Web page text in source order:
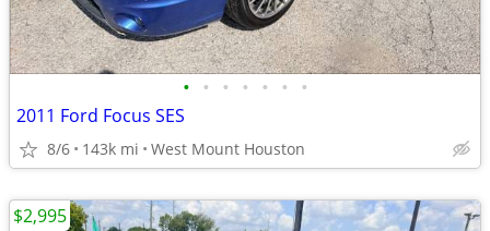
• • • • • • •
2011 Ford Focus SES
8/6 143k mi West Mount Houston
$2,995